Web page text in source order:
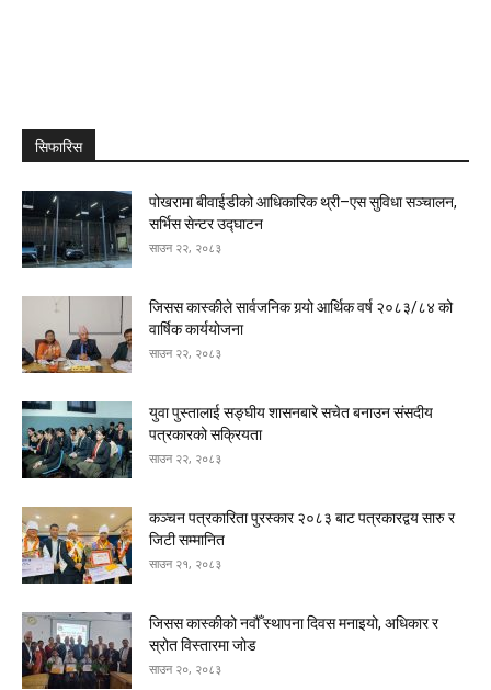
सिफारिस
पोखरामा बीवाईडीको आधिकारिक थ्री–एस सुविधा सञ्चालन,
सर्भिस सेन्टर उद्घाटन
साउन २२, २०८३
जिसस कास्कीले सार्वजनिक गर्‍यो आर्थिक वर्ष २०८३/८४ को
वार्षिक कार्ययोजना
साउन २२, २०८३
युवा पुस्तालाई सङ्घीय शासनबारे सचेत बनाउन संसदीय
पत्रकारको सक्रियता
साउन २२, २०८३
कञ्चन पत्रकारिता पुरस्कार २०८३ बाट पत्रकारद्वय सारु र
जिटी सम्मानित
साउन २१, २०८३
जिसस कास्कीको नवौँ स्थापना दिवस मनाइयो, अधिकार र
स्रोत विस्तारमा जोड
साउन २०, २०८३